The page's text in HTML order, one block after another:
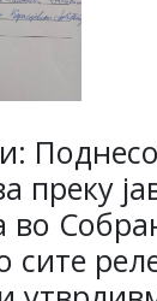
преку
во
сите